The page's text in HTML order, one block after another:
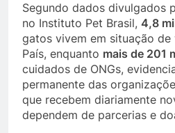
Segundo dados divulgados
no Instituto Pet Brasil, 4,8
gatos vivem em situação de
País, enquanto mais de 201
cuidados de ONGs,
permanente das
que recebem diariamente
dependem de parcerias e